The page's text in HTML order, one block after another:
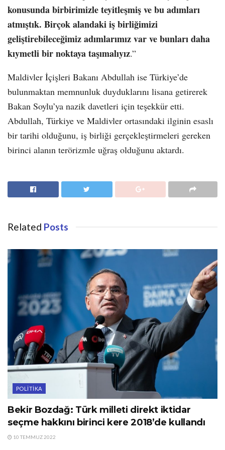
konusunda birbirimizle teyitleşmiş ve bu adımları
atmıştık. Birçok alandaki iş birliğimizi
geliştirebileceğimiz adımlarımız var ve bunları daha
kıymetli bir noktaya taşımalıyız.”
Maldivler İçişleri Bakanı Abdullah ise Türkiye’de
bulunmaktan memnunluk duyduklarını lisana getirerek
Bakan Soylu’ya nazik davetleri için teşekkür etti.
Abdullah, Türkiye ve Maldivler ortasındaki ilginin esaslı
bir tarihi olduğunu, iş birliği gerçekleştirmeleri gereken
birinci alanın terörizmle uğraş olduğunu aktardı.
Related Posts
POLITIKA
Bekir Bozdağ: Türk milleti direkt iktidar
seçme hakkını birinci kere 2018’de kullandı
10 TEMMUZ 2022